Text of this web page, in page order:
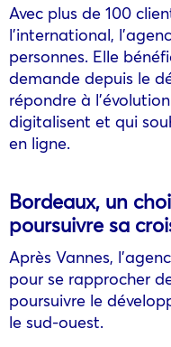
Avec plus de 100
l’international,
personnes. Elle
demande depuis le
répondre à
digitalisent et qui
en ligne.
Bordeaux, un
poursuivre sa
Après Vannes,
pour se rapprocher
poursuivre le
le sud-ouest.